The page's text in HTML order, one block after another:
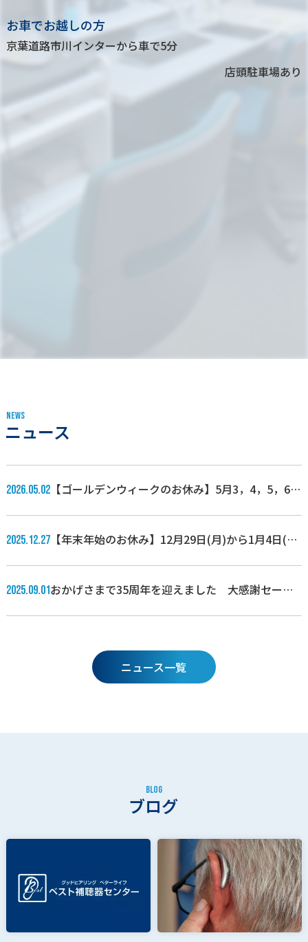
お車でお越しの方
京葉道路市川インターから車で5分
店頭駐車場あり
NEWS
ニュース
2026.05.02【ゴールデンウィークのお休み】5月3，4，5，6日
2025.12.27【年末年始のお休み】12月29日(月)から1月4日(日)
2025.09.01おかげさまで35周年を迎えました 大感謝セール
ニュース一覧
BLOG
ブログ